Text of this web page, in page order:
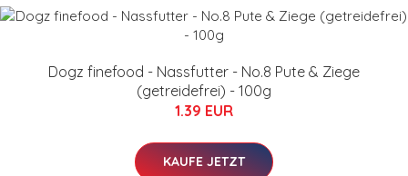
Dogz finefood - Nassfutter - No.8 Pute & Ziege
(getreidefrei) - 100g
1.39 EUR
KAUFE JETZT